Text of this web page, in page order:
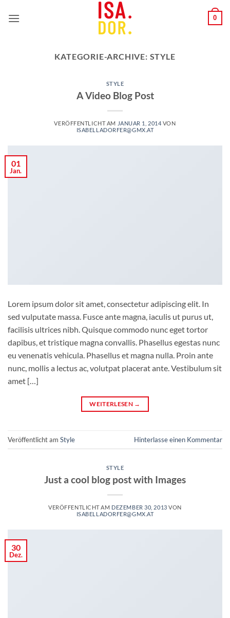
Inhalt
0
KATEGORIE-ARCHIVE: STYLE
STYLE
A Video Blog Post
VERÖFFENTLICHT AM JANUAR 1, 2014 VON
ISABELLADORFER@GMX.AT
01
Jan.
Lorem ipsum dolor sit amet, consectetur adipiscing elit. In
sed vulputate massa. Fusce ante magna, iaculis ut purus ut,
facilisis ultrices nibh. Quisque commodo nunc eget tortor
dapibus, et tristique magna convallis. Phasellus egestas nunc
eu venenatis vehicula. Phasellus et magna nulla. Proin ante
nunc, mollis a lectus ac, volutpat placerat ante. Vestibulum sit
amet […]
WEITERLESEN →
Veröffentlicht am Style Hinterlasse einen Kommentar
STYLE
Just a cool blog post with Images
VERÖFFENTLICHT AM DEZEMBER 30, 2013 VON
ISABELLADORFER@GMX.AT
30
Dez.